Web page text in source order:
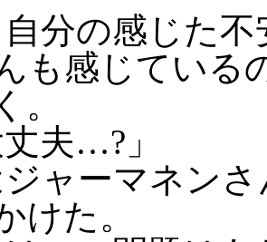
自分の感じた
も感じている
。
丈夫…?」
ャーマネン
けた。